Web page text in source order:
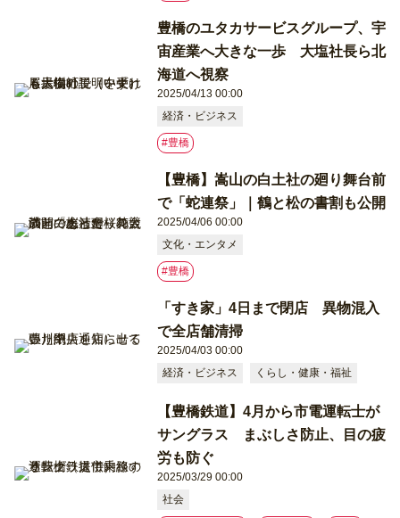
豊橋のユタカサービスグループ、宇
宙産業へ大きな一歩 大塩社長ら北
海道へ視察
2025/04/13 00:00
経済・ビジネス
#豊橋
【豊橋】嵩山の白土社の廻り舞台前
で「蛇連祭」｜鶴と松の書割も公開
2025/04/06 00:00
文化・エンタメ
#豊橋
「すき家」4日まで閉店 異物混入
で全店舗清掃
2025/04/03 00:00
経済・ビジネス
くらし・健康・福祉
【豊橋鉄道】4月から市電運転士が
サングラス まぶしさ防止、目の疲
労も防ぐ
2025/03/29 00:00
社会